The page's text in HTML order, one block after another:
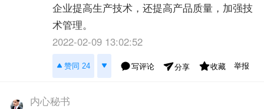
企业提高生产技术，还提高产品质量，加强技
术管理。
2022-02-09 13:02:52
赞同 24 写评论 分享 收藏 举报
内心秘书